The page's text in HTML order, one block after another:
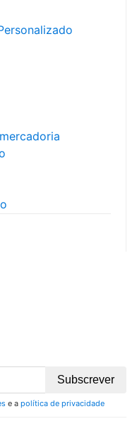
Subscrever
e a política de privacidade